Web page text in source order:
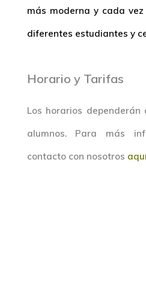
más moderna y cada
diferentes estudiantes y
Horario y Tarifas
Los horarios
alumnos. Para más
contacto con nosotros